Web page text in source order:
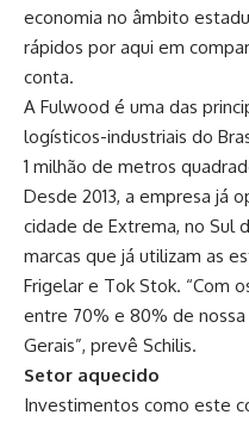
economia no âmbito
rápidos por aqui em
conta.
A Fulwood é uma das
logísticos-industriais do
1 milhão de metros
Desde 2013, a empresa já
cidade de Extrema, no Sul
marcas que já utilizam as
Frigelar e Tok Stok. “Com
entre 70% e 80% de
Gerais”, prevê Schilis.
Setor aquecido
Investimentos como este